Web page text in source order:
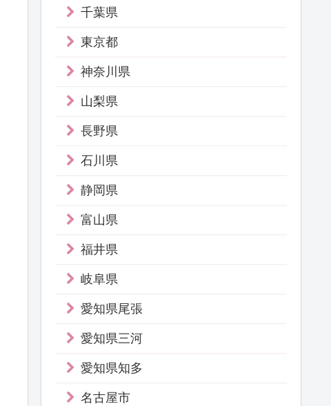
千葉県
東京都
神奈川県
山梨県
長野県
石川県
静岡県
富山県
福井県
岐阜県
愛知県尾張
愛知県三河
愛知県知多
名古屋市